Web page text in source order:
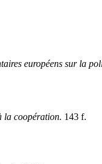
européens sur la
la coopération. 143 f.